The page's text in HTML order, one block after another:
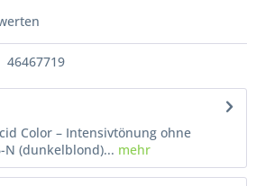
46467719
Color – Intensivtönung ohne
N (dunkelblond)... mehr